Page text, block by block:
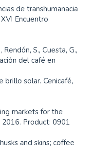
de transhumanacia
Encuentro
Rendón, S., Cuesta, G.,
del café en
brillo solar. Cenicafé,
markets for the
Product: 0901
and skins; coffee